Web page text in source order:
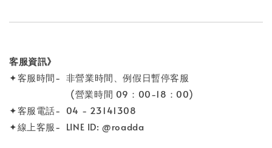
客服資訊》
✦客服時間- 非營業時間、例假日暫停客服
(營業時間 09：00-18：00)
✦客服電話- 04 - 23141308
✦線上客服- LINE ID: @roadda